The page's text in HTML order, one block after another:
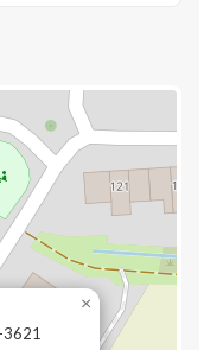
3621
×